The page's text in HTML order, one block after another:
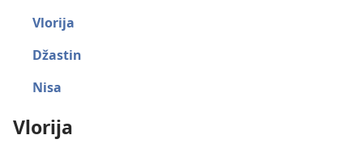
Vlorija
Džastin
Nisa
Vlorija